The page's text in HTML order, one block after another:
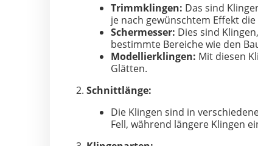
Trimmklingen: Das sind
je nach gewünschtem Effekt
Schermesser: Dies sind
bestimmte Bereiche wie den
Modellierklingen: Mit diesen
Glätten.
Schnittlänge:
Die Klingen sind in
Fell, während längere Klingen